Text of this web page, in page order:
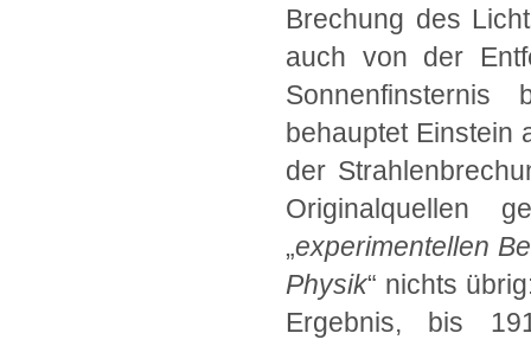
Brechung des
auch von der
Sonnenfinsternis
behauptet Einstein
der
Originalquellen
„experimentellen
Physik“ nichts
Ergebnis, bis